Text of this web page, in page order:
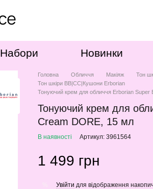
Набори Новинки
Головна Обличчя Макіяж
Тон
Тон шкіри ВВ|СС|Кушони Erborian
Тонуючий крем для обличчя Erborian Super
Тонуючий крем для
Cream DORE, 15 мл
В наявності Артикул: 3961564
1 499 грн
Увійти для відображення